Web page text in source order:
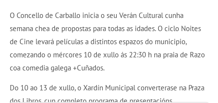
O Concello de Carballo inicia o seu Verán Cultural cunha
semana chea de propostas para todas as idades. O ciclo Noites
de Cine levará películas a distintos espazos do municipio,
comezando o mércores 10 de xullo ás 22:30 h na praia de Razo
coa comedia galega +Cuñados.
Do 10 ao 13 de xullo, o Xardín Municipal converterase na Praza
dos Libros, cun completo programa de presentacións,